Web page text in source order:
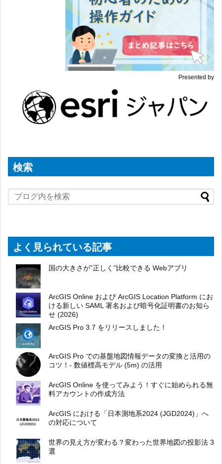
Presented by
検索
よく見られている記事
国の大きさが”正しく”比較できる Webアプリ
ArcGIS Online および ArcGIS Location Platform にお
ける新しい SAML 署名および暗号化証明書のお知ら
せ (2026)
ArcGIS Pro 3.7 をリリースしました！
ArcGIS Pro での基盤地図情報データの変換と活用の
コツ！- 数値標高モデル (5m) の活用
ArcGIS Online を使ってみよう！すぐに始められる無
料アカウントの作成方法
ArcGIS における「日本測地系2024 (JGD2024)」へ
の対応について
世界の見え方が変わる？変わった世界地図の投影法 3
選